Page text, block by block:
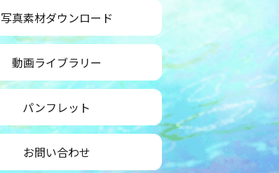
写真素材ダウンロード
動画ライブラリー
パンフレット
お問い合わせ